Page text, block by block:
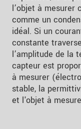
l’objet à mesurer
comme un
idéal. Si un
constante
l’amplitude de la
capteur est
à mesurer
stable, la
et l'objet à